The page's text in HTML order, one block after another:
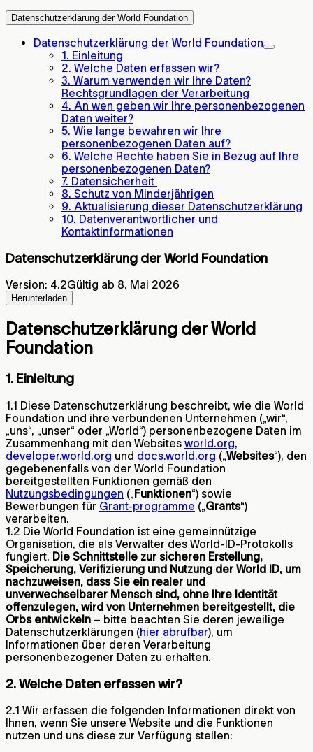
Datenschutzerklärung der World Foundation
Datenschutzerklärung der World Foundation
1. Einleitung
2. Welche Daten erfassen wir?
3. Warum verwenden wir Ihre Daten?
Rechtsgrundlagen der Verarbeitung
4. An wen geben wir Ihre personenbezogenen
Daten weiter?
5. Wie lange bewahren wir Ihre
personenbezogenen Daten auf?
6. Welche Rechte haben Sie in Bezug auf Ihre
personenbezogenen Daten?
7. Datensicherheit
8. Schutz von Minderjährigen
9. Aktualisierung dieser Datenschutzerklärung
10. Datenverantwortlicher und
Kontaktinformationen
Datenschutzerklärung der World Foundation
Version: 4.2Gültig ab 8. Mai 2026
Herunterladen
Datenschutzerklärung der World
Foundation
1. Einleitung
1.1 Diese Datenschutzerklärung beschreibt, wie die World
Foundation und ihre verbundenen Unternehmen („wir“,
„uns“, „unser“ oder „World“) personenbezogene Daten im
Zusammenhang mit den Websites world.org,
developer.world.org und docs.world.org („Websites“), den
gegebenenfalls von der World Foundation
bereitgestellten Funktionen gemäß den
Nutzungsbedingungen („Funktionen“) sowie
Bewerbungen für Grant-programme („Grants“)
verarbeiten.
1.2 Die World Foundation ist eine gemeinnützige
Organisation, die als Verwalter des World-ID-Protokolls
fungiert. Die Schnittstelle zur sicheren Erstellung,
Speicherung, Verifizierung und Nutzung der World ID, um
nachzuweisen, dass Sie ein realer und
unverwechselbarer Mensch sind, ohne Ihre Identität
offenzulegen, wird von Unternehmen bereitgestellt, die
Orbs entwickeln – bitte beachten Sie deren jeweilige
Datenschutzerklärungen (hier abrufbar), um
Informationen über deren Verarbeitung
personenbezogener Daten zu erhalten.
2. Welche Daten erfassen wir?
2.1 Wir erfassen die folgenden Informationen direkt von
Ihnen, wenn Sie unsere Website und die Funktionen
nutzen und uns diese zur Verfügung stellen: